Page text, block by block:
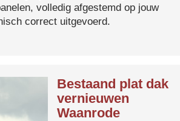
volledig afgestemd op jouw
correct uitgevoerd.
Bestaand plat dak
vernieuwen
Waanrode